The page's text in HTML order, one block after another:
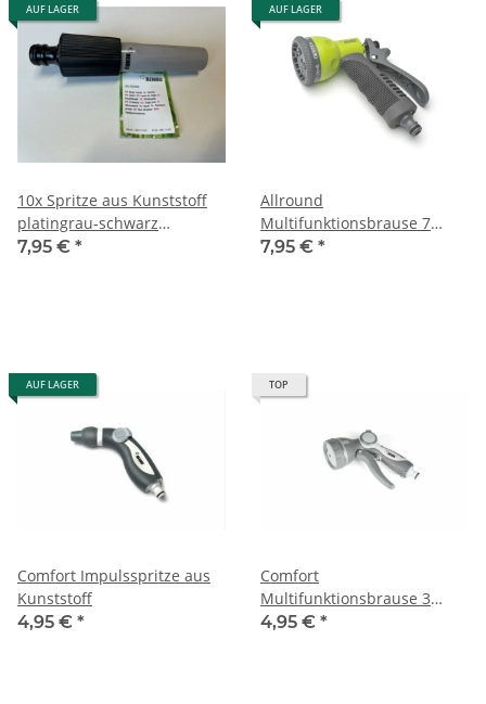
AUF LAGER
10x Spritze aus Kunststoff
platingrau-schwarz
stufenlos verstellbar
7,95 € *
AUF LAGER
Allround
Multifunktionsbrause 7
Sprühformen
7,95 € *
AUF LAGER
Comfort Impulsspritze aus
Kunststoff
4,95 € *
TOP
Comfort
Multifunktionsbrause 3
Wasserstrahlformen
4,95 € *